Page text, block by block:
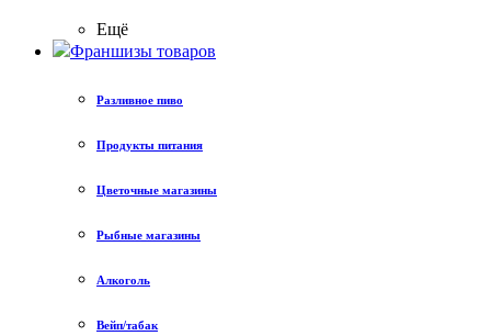
Ещё
Франшизы товаров
Разливное пиво
Продукты питания
Цветочные магазины
Рыбные магазины
Алкоголь
Вейп/табак